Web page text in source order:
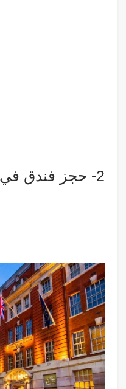
2- حجز فندق في وسط المدينة